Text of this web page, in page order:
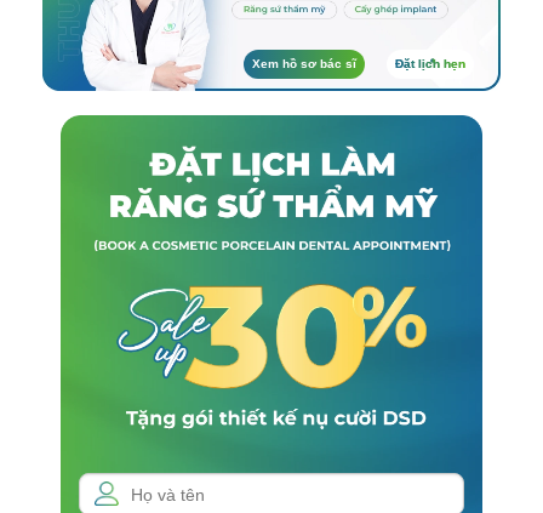
Xem hồ sơ bác sĩ Đặt lịch hẹn